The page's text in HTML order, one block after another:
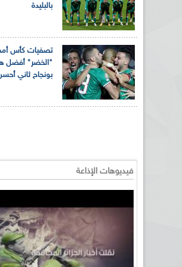
بالبليدة
تصفيات كأس أمم
"الخضر" أفضل
بونجاح ثاني
فيديوهات الإذاعة